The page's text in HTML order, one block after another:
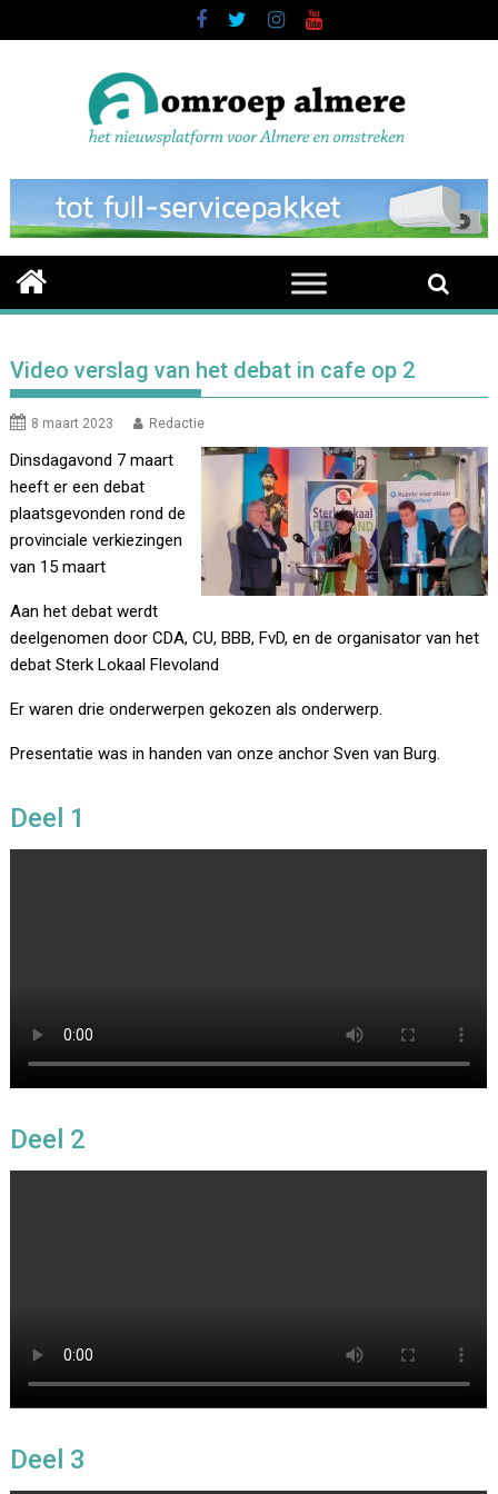
to
Video verslag van het debat in cafe op 2
8 maart 2023 Redactie
Dinsdagavond 7 maart
heeft er een debat
plaatsgevonden rond de
provinciale verkiezingen
van 15 maart
Aan het debat werdt
deelgenomen door CDA, CU, BBB, FvD, en de organisator van het
debat Sterk Lokaal Flevoland
Er waren drie onderwerpen gekozen als onderwerp.
Presentatie was in handen van onze anchor Sven van Burg.
Deel 1
Deel 2
Deel 3